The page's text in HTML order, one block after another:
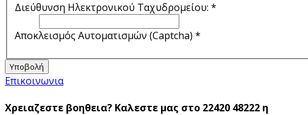
Διεύθυνση Ηλεκτρονικού Ταχυδρομείου: *
Αποκλεισμός Αυτοματισμών (Captcha) *
Υποβολή
Επικοινωνια
Χρειαζεστε βοηθεια? Καλεστε μας στο 22420 48222 η